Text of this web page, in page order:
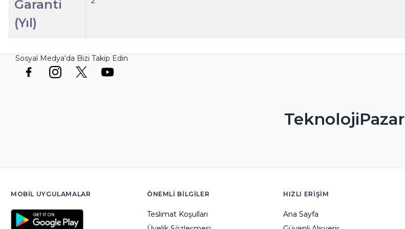
Garanti
(Yıl)
Sosyal Medya'da Bizi Takip Edin
TeknolojiPazar
MOBIL UYGULAMALAR ÖNEMLI BILGILER
Teslimat Koşulları
HIZLI ERIŞIM
Ana Sayfa